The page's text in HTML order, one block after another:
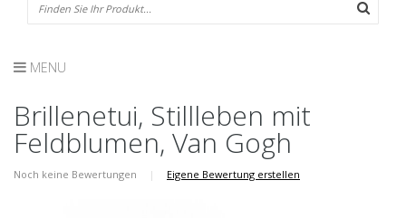
MENU
Brillenetui, Stillleben mit
Feldblumen, Van Gogh
Noch keine Bewertungen | Eigene Bewertung erstellen